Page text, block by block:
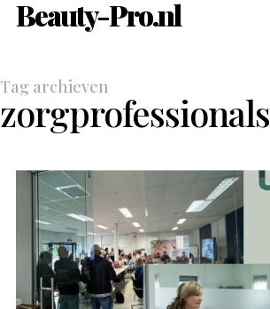
Beauty-Pro.nl
Tag archieven
zorgprofessionals